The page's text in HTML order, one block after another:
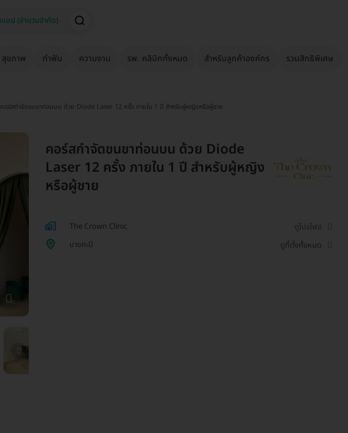
สุขภาพ ทำฟัน ความงาม รพ. คลินิกทั้งหมด สำหรับลูกค้าองค์กร รวมสิทธิพิเศษ
คอร์สกำจัดขนขาท่อนบน ด้วย Diode Laser 12 ครั้ง ภายใน 1 ปี สำหรับผู้หญิงหรือผู้ชาย
คอร์สกำจัดขนขาท่อนบน ด้วย Diode
Laser 12 ครั้ง ภายใน 1 ปี สำหรับผู้หญิง
หรือผู้ชาย
The Crown Clinic
ดูโปรไฟล์
บางกะปิ
ดูที่ตั้งทั้งหมด